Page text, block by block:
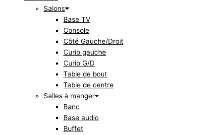
Salons
Base TV
Console
Côté Gauche/Droit
Curio gauche
Curio G/D
Table de bout
Table de centre
Salles à manger
Banc
Base audio
Buffet